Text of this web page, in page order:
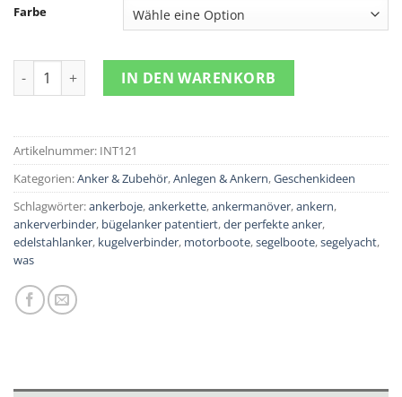
Farbe
Kettenmarkierungen MengeIN DEN WARENKORB
Artikelnummer: INT121
Kategorien:Anker & Zubehör,Anlegen & Ankern,Geschenkideen
Schlagwörter:ankerboje,ankerkette,ankermanöver,ankern,
ankerverbinder, bügelanker patentiert,der perfekte anker,
edelstahlanker, kugelverbinder, motorboote,segelboote,segelyacht,
was